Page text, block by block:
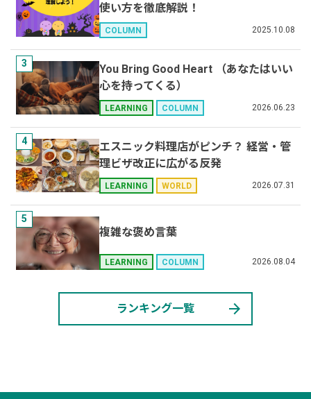
使い方を徹底解説！
COLUMN 2025.10.08
3
You Bring Good Heart （あなたはいい
心を持ってくる）
LEARNING COLUMN 2026.06.23
4
エスニック料理店がピンチ？ 経営・管
理ビザ改正に広がる反発
LEARNING WORLD 2026.07.31
5
複雑な褒め言葉
LEARNING COLUMN 2026.08.04
ランキング一覧 arrow_forward